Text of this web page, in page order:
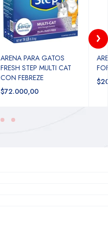
ARENA PARA GATOS
FRESH STEP MULTI CAT
CON FEBREZE
$72.000,00